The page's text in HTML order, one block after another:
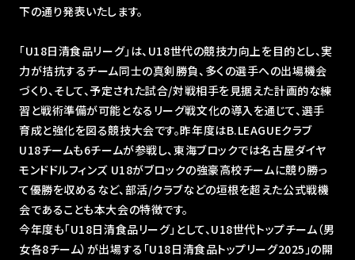
下の通り発表いたします。
｢U18⽇清⾷品リーグ｣は、U18世代の競技⼒向上を⽬的とし、実
⼒が拮抗するチーム同⼠の真剣勝負、多くの選⼿への出場機会
づくり、そして、予定された試合/対戦相⼿を⾒据えた計画的な練
習と戦術準備が可能となるリーグ戦⽂化の導⼊を通じて、選⼿
育成と強化を図る競技⼤会です。昨年度はB.LEAGUEクラブ
U18チームも6チームが参戦し、東海ブロックでは名古屋ダイヤ
モンドドルフィンズ U18がブロックの強豪⾼校チームに競り勝っ
て優勝を収めるなど、部活/クラブなどの垣根を超えた公式戦機
会であることも本⼤会の特徴です。
今年度も｢U18⽇清⾷品リーグ｣として、U18世代トップチーム（男
⼥各8チーム）が出場する「U18⽇清⾷品トップリーグ2025」の開